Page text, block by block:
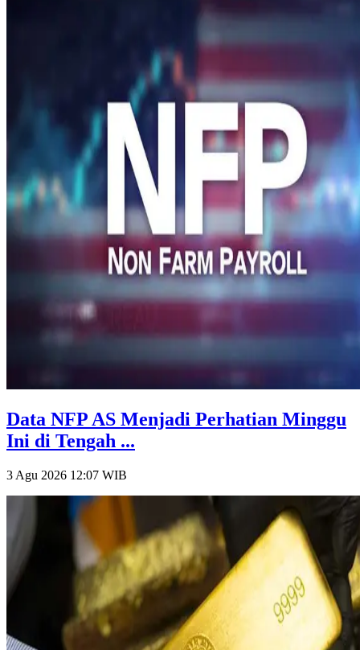
Data NFP AS Menjadi Perhatian Minggu
Ini di Tengah ...
3 Agu 2026 12:07 WIB